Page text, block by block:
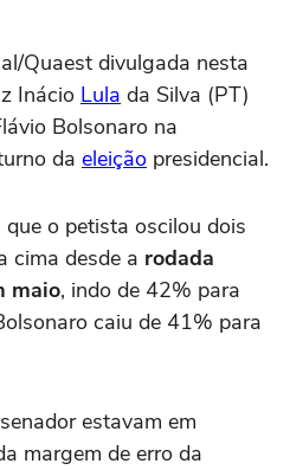
Quaest divulgada nesta
Inácio Lula da Silva (PT)
Bolsonaro na
da eleição presidencial.
o petista oscilou dois
cima desde a rodada
maio, indo de 42% para
caiu de 41% para
estavam em
margem de erro da